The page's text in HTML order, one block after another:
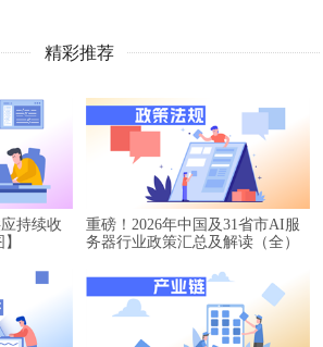
精彩推荐
持续收
重磅！2026年中国及31省市AI服
务器行业政策汇总及解读（全）